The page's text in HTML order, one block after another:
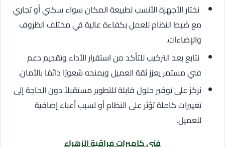
نختار الأجهزة الأنسب لطبيعة المكان سواء سكني أو تجاري
مع ضبط النظام للعمل بكفاءة عالية في مختلف الظروف
والإضاءات.
نتابع بعد التركيب للتأكد من استقرار الأداء وتقديم دعم
فني مستمر يعزز ثقة العميل ويمنحه شعورًا دائمًا بالأمان.
نركز على توفير حلول قابلة للتطوير مستقبلاً دون الحاجة إلى
تغييرات كاملة تؤثر على النظام أو تسبب أعباء إضافية
للعميل.
فني كاميرات مراقبة الزهراء